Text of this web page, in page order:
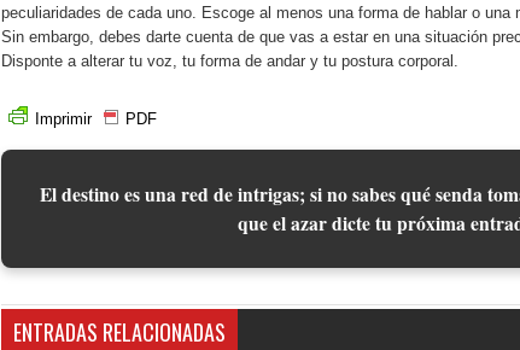
peculiaridades de cada uno. Escoge al menos una forma de hablar o una
Sin embargo, debes darte cuenta de que vas a estar en una situación
Disponte a alterar tu voz, tu forma de andar y tu postura corporal.
Imprimir PDF
El destino es una red de intrigas; si no sabes qué senda
que el azar dicte tu próxima
ENTRADAS RELACIONADAS